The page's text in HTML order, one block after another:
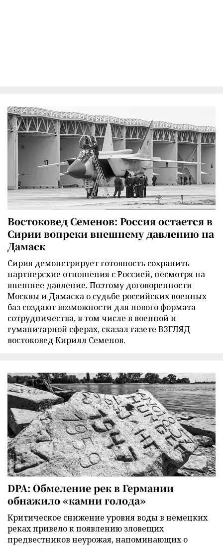
Востоковед Семенов: Россия остается в
Сирии вопреки внешнему давлению на
Дамаск
Сирия демонстрирует готовность сохранить
партнерские отношения с Россией, несмотря на
внешнее давление. Поэтому договоренности
Москвы и Дамаска о судьбе российских военных
баз создают возможности для нового формата
сотрудничества, в том числе в военной и
гуманитарной сферах, сказал газете ВЗГЛЯД
востоковед Кирилл Семенов.
DPA: Обмеление рек в Германии
обнажило «камни голода»
Критическое снижение уровня воды в немецких
реках привело к появлению зловещих
предвестников неурожая, напоминающих о